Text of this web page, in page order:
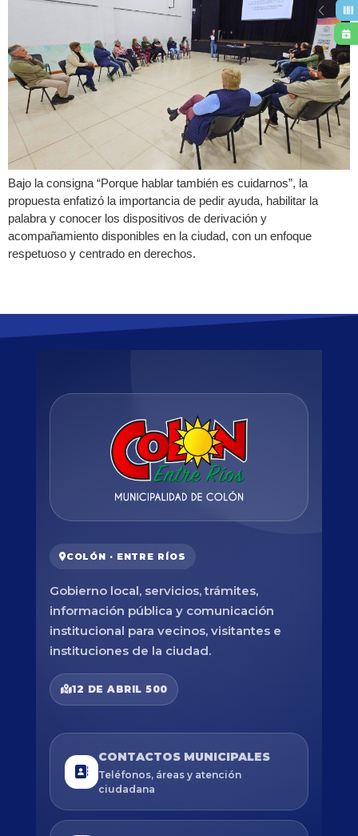
Bajo la consigna “Porque hablar también es cuidarnos”, la
propuesta enfatizó la importancia de pedir ayuda, habilitar la
palabra y conocer los dispositivos de derivación y
acompañamiento disponibles en la ciudad, con un enfoque
respetuoso y centrado en derechos.
COLÓN · ENTRE RÍOS
Gobierno local, servicios, trámites,
información pública y comunicación
institucional para vecinos, visitantes e
instituciones de la ciudad.
12 DE ABRIL 500
CONTACTOS MUNICIPALES
Teléfonos, áreas y atención
ciudadana